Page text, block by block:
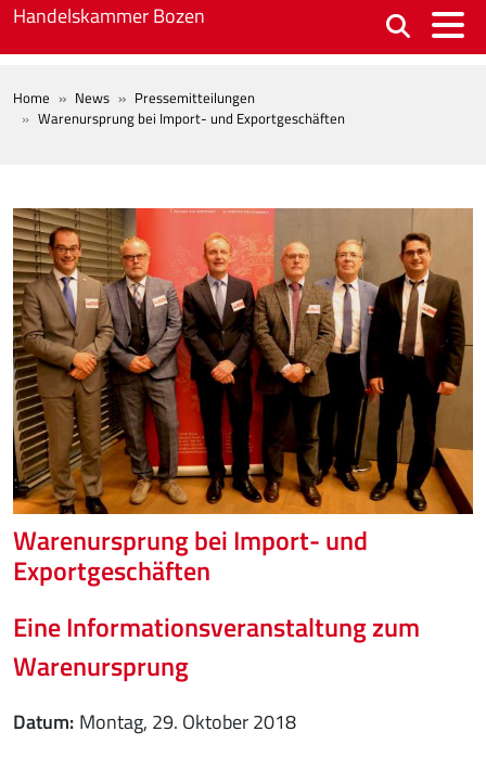
Skip to main content
Handelskammer Bozen
BREADCRUMB
Home News
Pressemitteilungen
Warenursprung bei Import- und Exportgeschäften
Warenursprung bei Import- und
Exportgeschäften
Eine Informationsveranstaltung zum
Warenursprung
Datum Montag, 29. Oktober 2018